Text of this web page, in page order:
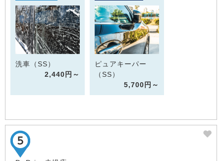
洗車（SS）
2,440円～
ピュアキーパー
（SS）
5,700円～